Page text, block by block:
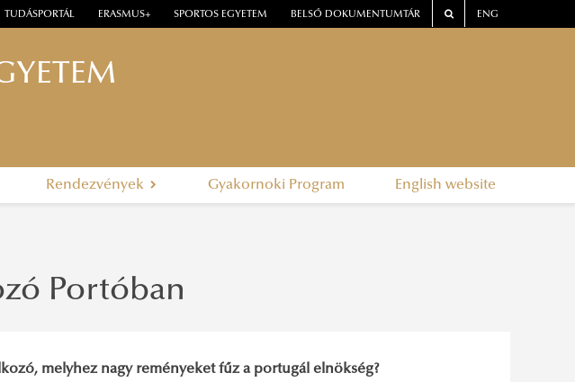
TUDÁSPORTÁL ERASMUS+ SPORTOS EGYETEM BELSŐ DOKUMENTUMTÁR ENG
Rendezvények Gyakornoki Program English website
Portóban
melyhez nagy reményeket fűz a portugál elnökség?